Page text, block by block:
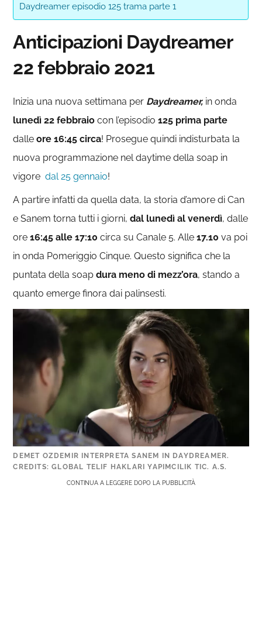
Daydreamer episodio 125 trama parte 1
Anticipazioni Daydreamer
22 febbraio 2021
Inizia una nuova settimana per Daydreamer, in onda
lunedì 22 febbraio con l’episodio 125 prima parte
dalleore 16:45 circa! Prosegue quindi indisturbata la
nuova programmazione nel daytime della soap in
vigoredal 25 gennaio!
A partire infatti da quella data, la storia d’amore di Can
e Sanem torna tutti i giorni,dal lunedì al venerdì, dalle
ore16:45 alle 17:10circa su Canale 5. Alle 17.10 va poi
in onda Pomeriggio Cinque. Questo significa che la
puntata della soapdura meno di mezz’ora, stando a
quanto emerge finora dai palinsesti.
DEMET OZDEMIR INTERPRETA SANEM IN DAYDREAMER.
CREDITS: GLOBAL TELIF HAKLARI YAPIMCILIK TIC. A.S.
CONTINUA A LEGGERE DOPO LA PUBBLICITÀ